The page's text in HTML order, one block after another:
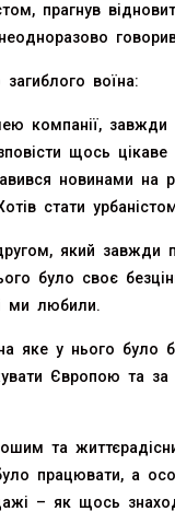
прагнув
воїна:
компанії, завжди
щось цікаве
новинами на
стати
який завжди
було своє
ми любили.
яке у нього було
Європою та за
та
працювати, а
– як щось